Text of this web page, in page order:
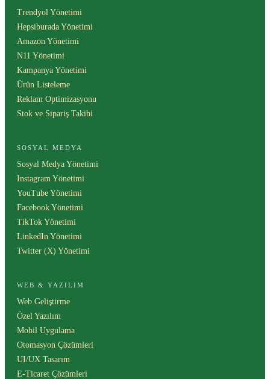
Trendyol Yönetimi
Hepsiburada Yönetimi
Amazon Yönetimi
N11 Yönetimi
Kampanya Yönetimi
Ürün Listeleme
Reklam Optimizasyonu
Stok ve Sipariş Takibi
SOSYAL MEDYA
Sosyal Medya Yönetimi
Instagram Yönetimi
YouTube Yönetimi
Facebook Yönetimi
TikTok Yönetimi
LinkedIn Yönetimi
Twitter (X) Yönetimi
WEB & YAZILIM
Web Geliştirme
Özel Yazılım
Mobil Uygulama
Otomasyon Çözümleri
UI/UX Tasarım
E-Ticaret Çözümleri